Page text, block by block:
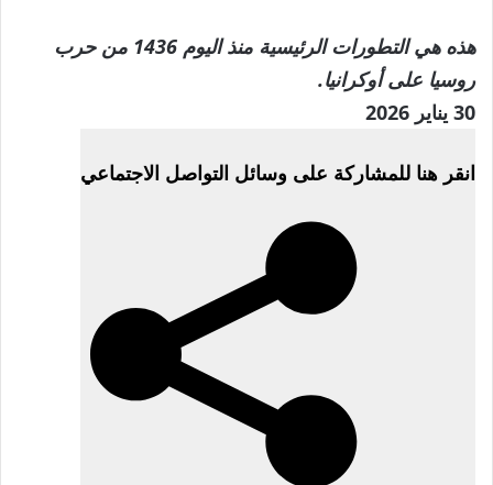
هذه هي التطورات الرئيسية منذ اليوم 1436 من حرب
روسيا على أوكرانيا.
تم
بتاريخ
30 يناير 2026
انقر هنا للمشاركة على وسائل التواصل الاجتماعي